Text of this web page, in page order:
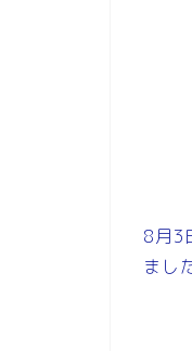
8月3
まし